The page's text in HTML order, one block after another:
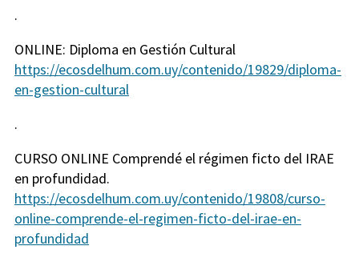
.
ONLINE: Diploma en Gestión Cultural
https://ecosdelhum.com.uy/contenido/19829/diploma-
en-gestion-cultural
.
CURSO ONLINE Comprendé el régimen ficto del IRAE
en profundidad.
https://ecosdelhum.com.uy/contenido/19808/curso-
online-comprende-el-regimen-ficto-del-irae-en-
profundidad